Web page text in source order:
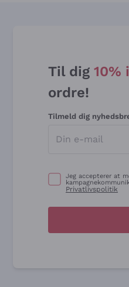
Til dig 10%
ordre!
Tilmeld dig
Jeg accepterer at
Privatlivspolitik